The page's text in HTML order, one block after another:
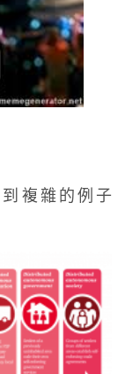
複雜的例子